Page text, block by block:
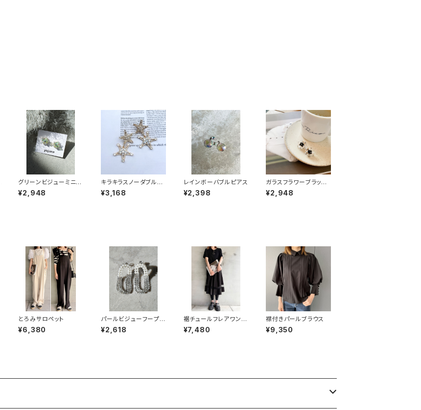
グリーンビジューミニピ
アス
¥2,948
キラキラスノーダブルス
ターピアス
¥3,168
レインボーバブルピアス
¥2,398
ガラスフラワーブラック
ストーンピアス
¥2,948
とろみサロペット
¥6,380
パールビジューフープピ
アス
¥2,618
裾チュールフレアワンピ
ース
¥7,480
襟付きパールブラウス
¥9,350